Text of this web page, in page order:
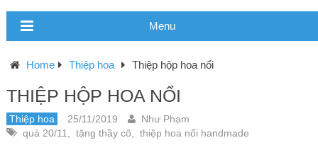
Menu
Home Thiệp hoa Thiệp hộp hoa nổi
THIỆP HỘP HOA NỔI
Thiệp hoa 25/11/2019
Như Phạm
quà 20/11
tặng thầy cô thiệp hoa nổi handmade